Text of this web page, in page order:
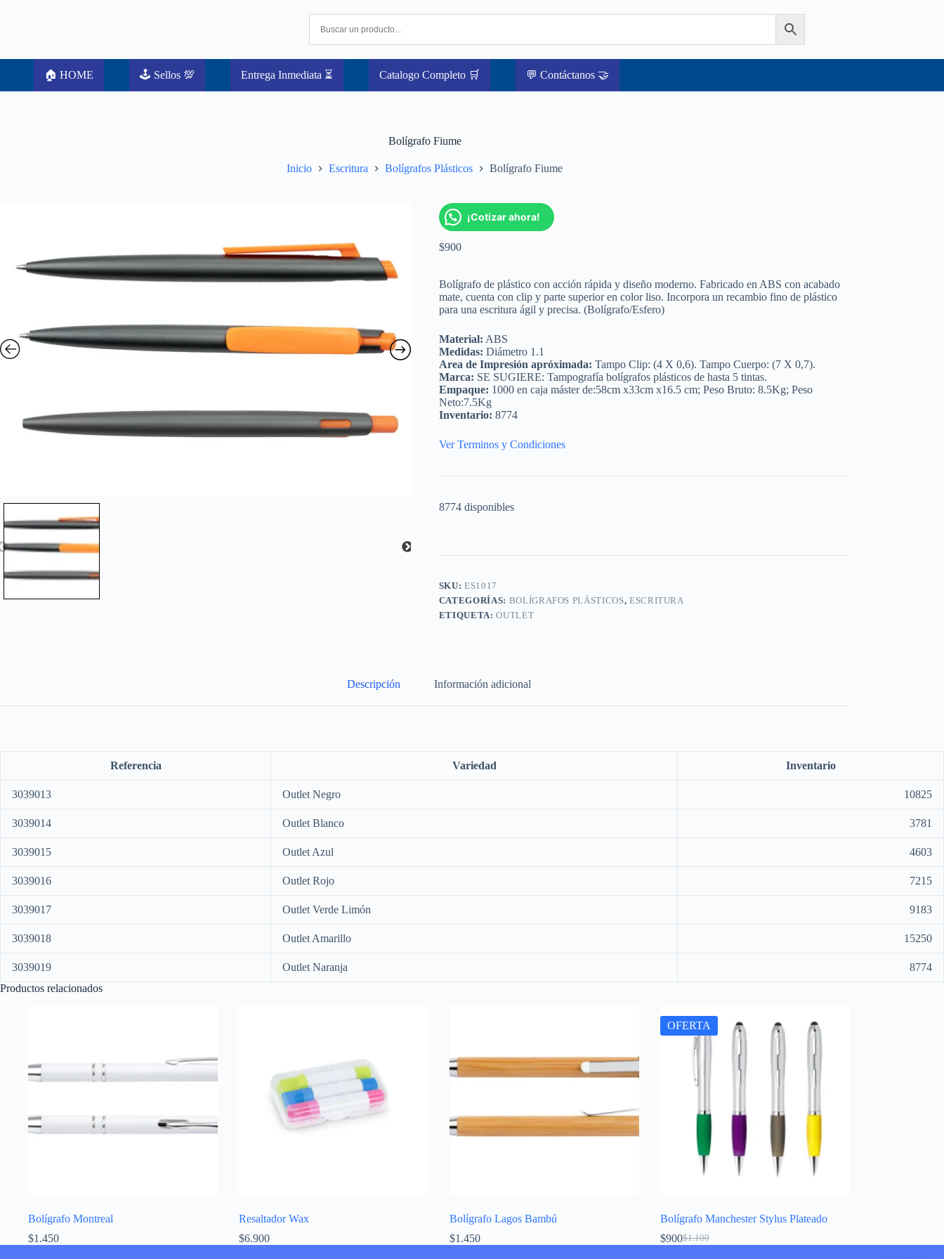
🏠 HOME 🕹️ Sellos 💯 Entrega Inmediata ⏳ Catalogo Completo 🛒 💬 Contáctanos 🤝
Bolígrafo Fiume
Inicio Escritura Bolígrafos Plásticos Bolígrafo Fiume
¡Cotizar ahora!
$900
Bolígrafo de plástico con acción rápida y diseño moderno. Fabricado en ABS con acabado
mate, cuenta con clip y parte superior en color liso. Incorpora un recambio fino de plástico
para una escritura ágil y precisa. (Bolígrafo/Esfero)
Material: ABS
Medidas: Diámetro 1.1
Area de Impresión apróximada: Tampo Clip: (4 X 0,6). Tampo Cuerpo: (7 X 0,7).
Marca: SE SUGIERE: Tampografía bolígrafos plásticos de hasta 5 tintas.
Empaque: 1000 en caja máster de:58cm x33cm x16.5 cm; Peso Bruto: 8.5Kg; Peso
Neto:7.5Kg
Inventario: 8774
Ver Terminos y Condiciones
8774 disponibles
SKU:ES1017
CATEGORÍAS: BOLÍGRAFOS PLÁSTICOS, ESCRITURA
ETIQUETA:OUTLET
Descripción Información adicional
Referencia Variedad Inventario
3039013 Outlet Negro 10825
3039014 Outlet Blanco 3781
3039015 Outlet Azul 4603
3039016 Outlet Rojo 7215
3039017 Outlet Verde Limón 9183
3039018 Outlet Amarillo 15250
3039019 Outlet Naranja
8774
Productos relacionados
Bolígrafo Montreal
$1.450
Resaltador Wax
$6.900
Bolígrafo Lagos Bambú
$1.450
OFERTA
Bolígrafo Manchester Stylus Plateado
$1.100
$900